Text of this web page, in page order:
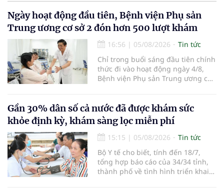
Ngày hoạt động đầu tiên, Bệnh viện Phụ sản
Trung ương cơ sở 2 đón hơn 500 lượt khám
16:56 | 05/08/2026
Tin tức
Chỉ trong buổi sáng đầu tiên chính
thức đi vào hoạt động ngày 4/8,
Bệnh viện Phụ sản Trung ương cơ
em bé đầu tiên chào đời.
Gần 30% dân số cả nước đã được khám sức
khỏe định kỳ, khám sàng lọc miễn phí
15:15 | 05/08/2026
Tin tức
Bộ Y tế cho biết, tính đến 18/7,
tổng hợp báo cáo của 34/34 tỉnh,
thành phố về tình hình triển khai